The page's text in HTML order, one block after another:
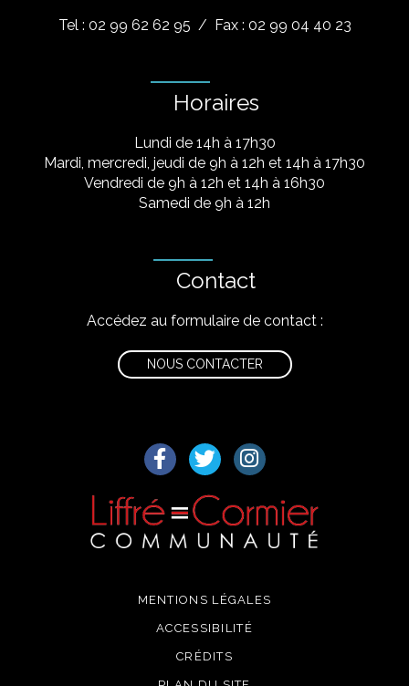
Tel : 02 99 62 62 95 / Fax : 02 99 04 40 23
Horaires
Lundi de 14h à 17h30
Mardi, mercredi, jeudi de 9h à 12h et 14h à 17h30
Vendredi de 9h à 12h et 14h à 16h30
Samedi de 9h à 12h
Contact
Accédez au formulaire de contact :
NOUS CONTACTER
Lien vers le compte Facebook
Lien vers le compte Twitter
Lien vers le compte
MENTIONS LÉGALES
ACCESSIBILITÉ
CRÉDITS